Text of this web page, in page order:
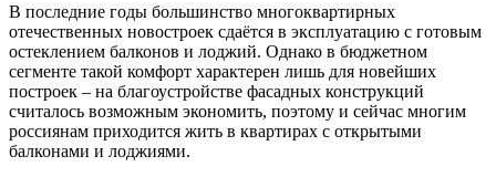
В последние годы большинство многоквартирных
отечественных новостроек сдаётся в эксплуатацию с готовым
остеклением балконов и лоджий. Однако в бюджетном
сегменте такой комфорт характерен лишь для новейших
построек – на благоустройстве фасадных конструкций
считалось возможным экономить, поэтому и сейчас многим
россиянам приходится жить в квартирах с открытыми
балконами и лоджиями.